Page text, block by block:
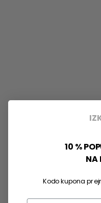
10 %
NA
Kodo kupona